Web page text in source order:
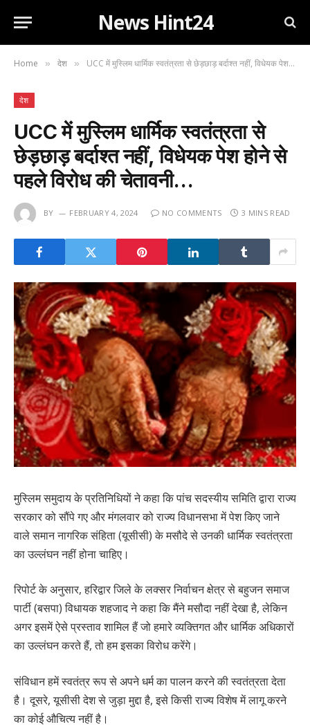
News Hint24
Home » देश » UCC में मुस्लिम धार्मिक स्वतंत्रता से छेड़छाड़ बर्दाश्त नहीं, विधेयक पेश होने से पहले विरोध की चेतावनी…
देश
UCC में मुस्लिम धार्मिक स्वतंत्रता से
छेड़छाड़ बर्दाश्त नहीं, विधेयक पेश होने से
पहले विरोध की चेतावनी…
BY FEBRUARY 4, 2024 NO COMMENTS 3 MINS READ
मुस्लिम समुदाय के प्रतिनिधियों ने कहा कि पांच सदस्यीय समिति द्वारा राज्य
सरकार को सौंपे गए और मंगलवार को राज्य विधानसभा में पेश किए जाने
वाले समान नागरिक संहिता (यूसीसी) के मसौदे से उनकी धार्मिक स्वतंत्रता
का उल्लंघन नहीं होना चाहिए।
रिपोर्ट के अनुसार, हरिद्वार जिले के लक्सर निर्वाचन क्षेत्र से बहुजन समाज
पार्टी (बसपा) विधायक शहजाद ने कहा कि मैंने मसौदा नहीं देखा है, लेकिन
अगर इसमें ऐसे प्रस्ताव शामिल हैं जो हमारे व्यक्तिगत और धार्मिक अधिकारों
का उल्लंघन करते हैं, तो हम इसका विरोध करेंगे।
संविधान हमें स्वतंत्र रूप से अपने धर्म का पालन करने की स्वतंत्रता देता
है। दूसरे, यूसीसी देश से जुड़ा मुद्दा है, इसे किसी राज्य विशेष में लागू करने
का कोई औचित्य नहीं है।